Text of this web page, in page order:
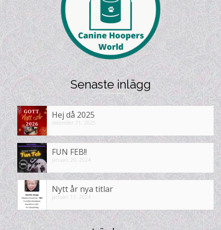
Senaste inlägg
Hej då 2025
december 31, 2025
FUN FEB!!
januari 29, 2024
Nytt år nya titlar
januari 17, 2024